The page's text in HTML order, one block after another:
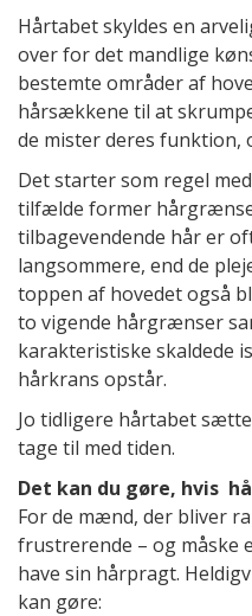
Hårtabet skyldes en
over for det mandlige
bestemte områder af
hårsækkene til at
de mister deres funktion,
Det starter som regel
tilfælde former
tilbagevendende hår er
langsommere, end de
toppen af hovedet også
to vigende hårgrænser
karakteristiske skaldede
hårkrans opstår.
Jo tidligere hårtabet
tage til med tiden.
Det kan du gøre, hvis
For de mænd, der bliver
frustrerende – og måske
have sin hårpragt.
kan gøre: